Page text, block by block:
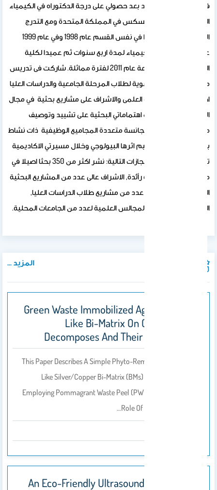
في جامعة الملك سعود بعد حصولي على درجة الدكتوراه في الكيمياء
العضوية من جامعة سسكس في المملكة المتحدة ومع التدرج
الاكاديمى عينت استاذا في نفس القسم عام 1998 وفي عام 1999
عينت رئيسا لقسم الكيمياء لمدة اربع سنوات ثم عميدا لكلية
العلوم في نفس الجامعة عام 2011 لفترة مماثلة. شاركت فى تدريس
مقررات الكيمياء العضوية لطلاب المرحلة الجامعية والدراسات العليا
اضافة الى مهام البحث العلمى والاشراف على مشاريع بحثية في مجال
الاختصاص حيث ركزت اهتماماتي البحثية على تشييد وتوصيف
مركبات حلقية غير متجانسة متعددة المجاميع الوظيفية ذات نشاط
بيولوجي محتمل وتقييم اثرها البيولوجي وخلال مسيرتي الاكاديمية
تمكنت من تحقيق الانجازات التالية: نشر اكثر من 350 بحثا اصيلا في
مجلات علمية مصنفة رأئدة, الاشراف عالى عدد من المشاريع البحثية
الممولة, الاشراف على عدد من مشاريع طلاب الدراسات العليا,
المشاركة في عضوية المجالس العلمية لعدد من الجامعات المحلية.
المزيد ...
Green Waste Immobilized Ag/Cu Feather
Like Bi-Matrix On Garment Dye
Decomposes And Their Bio-Efficacy
This Paper Describes A Simple Phyto-Remediation Of Feather-
Like Silver/copper Bi-Matrix (BMs) Was Constructed By
Employing Pommagrant Waste Peel (PWP) Extract As Crucial
Role Of Reducing Agent And…
An Eco-Friendly Ultrasound Approach To